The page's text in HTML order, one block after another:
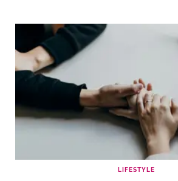
LIFESTYLE